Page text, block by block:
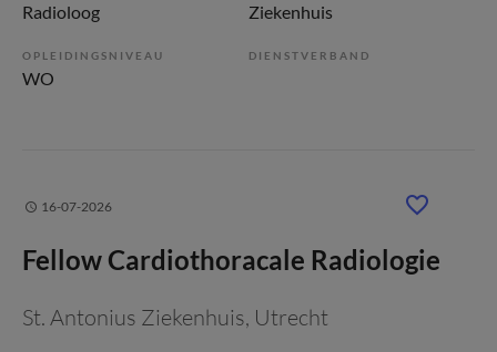
Radioloog Ziekenhuis
OPLEIDINGSNIVEAU
WO
DIENSTVERBAND
16-07-2026
Fellow Cardiothoracale Radiologie
St. Antonius Ziekenhuis, Utrecht